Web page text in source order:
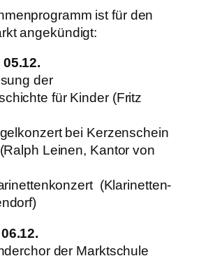
ist für den
angekündigt:
05.12.
der
für Kinder (Fritz
bei Kerzenschein
Leinen, Kantor von
(Klarinetten-
der Marktschule